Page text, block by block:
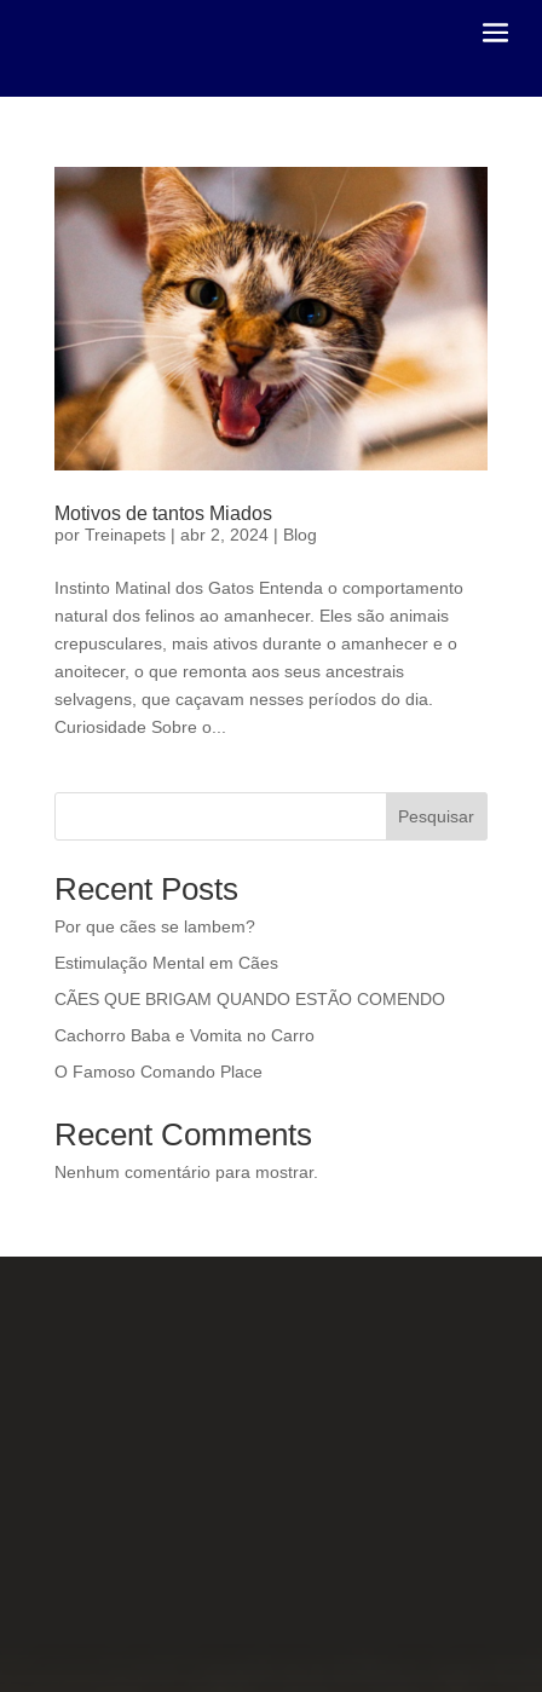
Motivos de tantos Miados
por Treinapets| abr 2, 2024| Blog
Instinto Matinal dos Gatos Entenda o comportamento
natural dos felinos ao amanhecer. Eles são animais
crepusculares, mais ativos durante o amanhecer e o
anoitecer, o que remonta aos seus ancestrais
selvagens, que caçavam nesses períodos do dia.
Curiosidade Sobre o...
Pesquisar
Recent Posts
Por que cães se lambem?
Estimulação Mental em Cães
CÃES QUE BRIGAM QUANDO ESTÃO COMENDO
Cachorro Baba e Vomita no Carro
O Famoso Comando Place
Recent Comments
Nenhum comentário para mostrar.